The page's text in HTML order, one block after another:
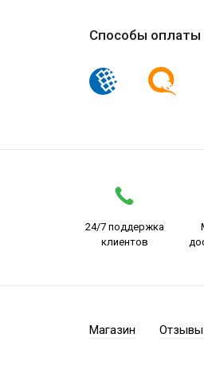
Способы оплаты
24/7 поддержка
клиентов
Магазин Отзывы